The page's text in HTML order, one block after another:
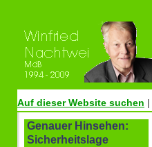
Auf dieser Website suchen |
Genauer Hinsehen:
Sicherheitslage